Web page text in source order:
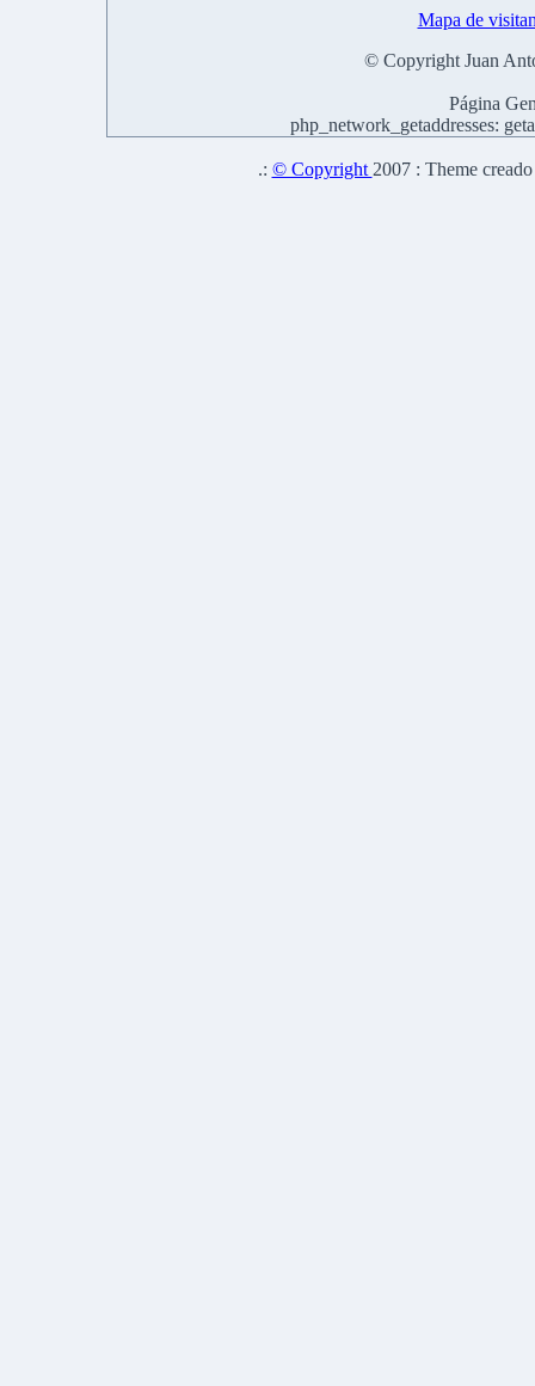
Mapa de
© Copyright Juan
Página
php_network_getaddresses:
.: © Copyright 2007 : Theme